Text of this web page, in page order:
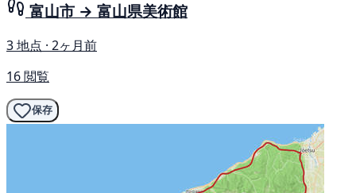
富山市 → 富山県美術館
3 地点 · 2ヶ月前
16 閲覧
保存